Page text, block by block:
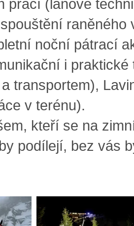
prací (lanové
raněného
noční pátrací
i praktické
transportem),
v terénu).
kteří se na
podílejí, bez vás